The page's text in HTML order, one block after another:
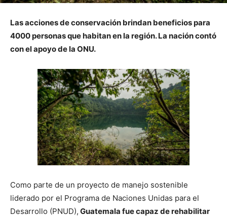
Las acciones de conservación brindan beneficios para
4000 personas que habitan en la región. La nación contó
con el apoyo de la ONU.
Como parte de un proyecto de manejo sostenible
liderado por el Programa de Naciones Unidas para el
Desarrollo (PNUD), Guatemala fue capaz de rehabilitar